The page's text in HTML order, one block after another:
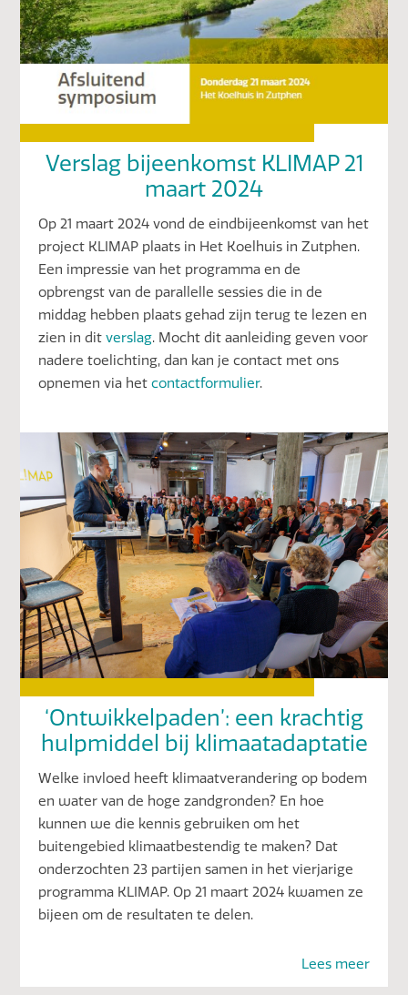
Verslag bijeenkomst KLIMAP 21
maart 2024
Op 21 maart 2024 vond de eindbijeenkomst van het
project KLIMAP plaats in Het Koelhuis in Zutphen.
Een impressie van het programma en de
opbrengst van de parallelle sessies die in de
middag hebben plaats gehad zijn terug te lezen en
zien in dit verslag. Mocht dit aanleiding geven voor
nadere toelichting, dan kan je contact met ons
opnemen via het contactformulier.
‘Ontwikkelpaden’: een krachtig
hulpmiddel bij klimaatadaptatie
Welke invloed heeft klimaatverandering op bodem
en water van de hoge zandgronden? En hoe
kunnen we die kennis gebruiken om het
buitengebied klimaatbestendig te maken? Dat
onderzochten 23 partijen samen in het vierjarige
programma KLIMAP. Op 21 maart 2024 kwamen ze
bijeen om de resultaten te delen.
Lees meer